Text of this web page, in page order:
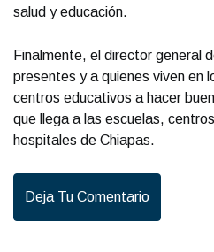
salud y educación.
Finalmente, el director general
presentes y a quienes viven en
centros educativos a hacer
que llega a las escuelas,
hospitales de Chiapas.
Deja Tu Comentario